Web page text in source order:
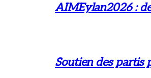
AIMEylan2026 :
Soutien des partis